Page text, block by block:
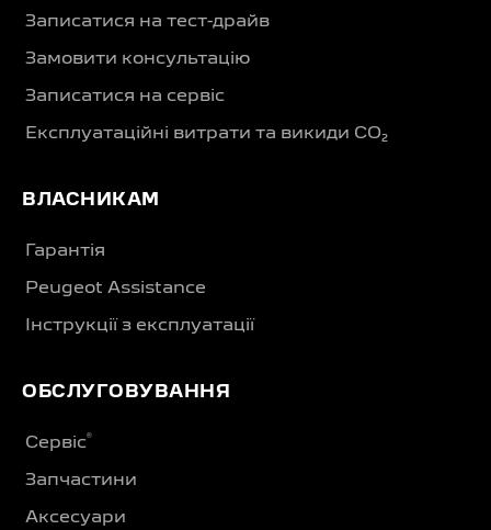
Записатися на тест-драйв
Замовити консультацію
Записатися на сервіс
Експлуатаційні витрати та викиди CO₂
ВЛАСНИКАМ
Гарантія
Peugeot Assistance
Інструкції з експлуатації
ОБСЛУГОВУВАННЯ
Сервіс®
Запчастини
Аксесуари